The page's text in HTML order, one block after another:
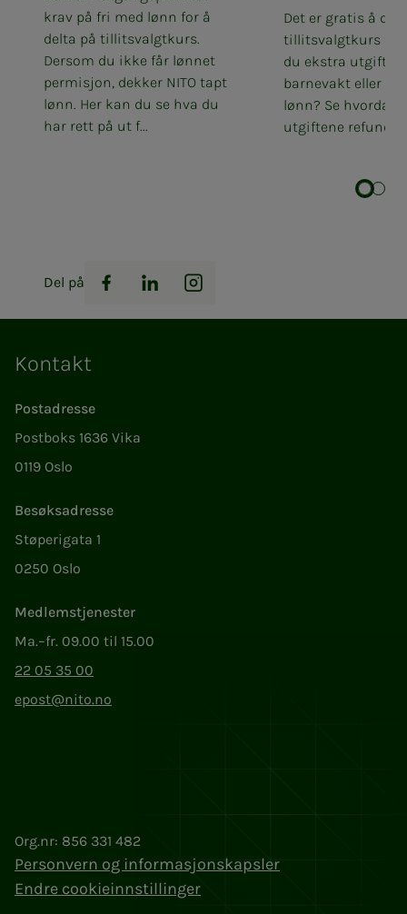
krav på fri med lønn for å
delta på tillitsvalgtkurs.
Dersom du ikke får lønnet
permisjon, dekker NITO tapt
lønn. Her kan du se hva du
har rett på ut f...
Det er gratis å
tillitsvalgtkurs hos
du ekstra utgifter
barnevakt eller
lønn? Se hvordan
utgiftene
Del på
Facebook
LinkedInInstagram
Kontakt
Postadresse
Postboks 1636 Vika
0119 Oslo
Besøksadresse
Støperigata 1
0250 Oslo
Medlemstjenester
Ma.–fr. 09.00 til 15.00
22 05 35 00
epost@nito.no
Org.nr: 856 331 482
Personvern og informasjonskapsler
Endre cookieinnstillinger